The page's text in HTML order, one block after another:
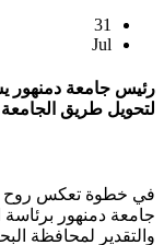
31
Jul
رئيس جامعة دمنهور
لتحويل طريق الجامعة
في خطوة تعكس روح
جامعة دمنهور برئاسة
والتقدير لمحافظة